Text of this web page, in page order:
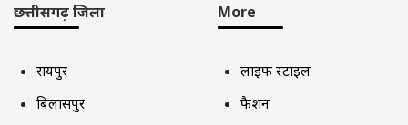
छत्तीसगढ़ जिला
रायपुर
बिलासपुर
More
लाइफ स्टाइल
फैशन